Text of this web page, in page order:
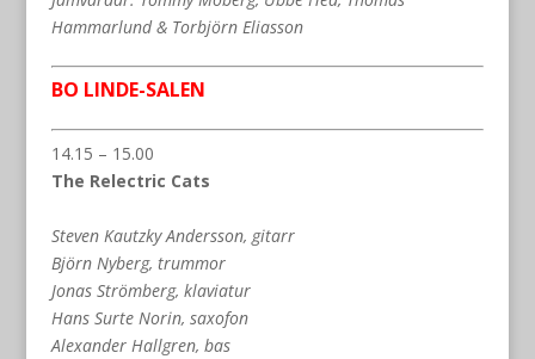
Hammarlund & Torbjörn Eliasson
BO LINDE-SALEN
14.15 – 15.00
The Relectric Cats
Steven Kautzky Andersson, gitarr
Björn Nyberg, trummor
Jonas Strömberg, klaviatur
Hans Surte Norin, saxofon
Alexander Hallgren, bas